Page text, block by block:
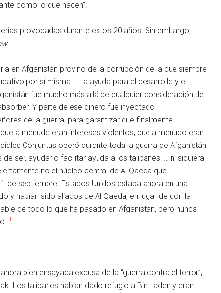
como lo que hacen”.
provocadas durante estos 20 años. Sin embargo,
:
en Afganistán provino de la corrupción de la que siempre
por sí misma … La ayuda para el desarrollo y el
fue mucho más allá de cualquier consideración de
Y parte de ese dinero fue inyectado
de la guerra, para garantizar que finalmente
a menudo eran intereses violentos, que a menudo eran
Conjuntas operó durante toda la guerra de Afganistán
ser, ayudar o facilitar ayuda a los talibanes: … ni siquiera
no el núcleo central de Al Qaeda que
de septiembre. Estados Unidos estaba ahora en una
y habían sido aliados de Al Qaeda, en lugar de con la
de todo lo que ha pasado en Afganistán, pero nunca
1
bien ensayada excusa de la “guerra contra el terror”,
Los talibanes habían dado refugio a Bin Laden y eran